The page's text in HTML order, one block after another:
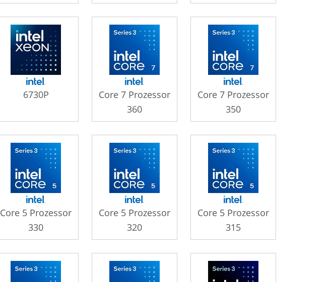
6730P
Core 7 Prozessor
360
Core 7 Prozessor
350
Core 5 Prozessor
330
Core 5 Prozessor
320
Core 5 Prozessor
315